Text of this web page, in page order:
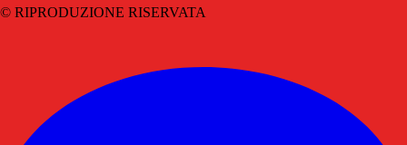
© RIPRODUZIONE RISERVATA